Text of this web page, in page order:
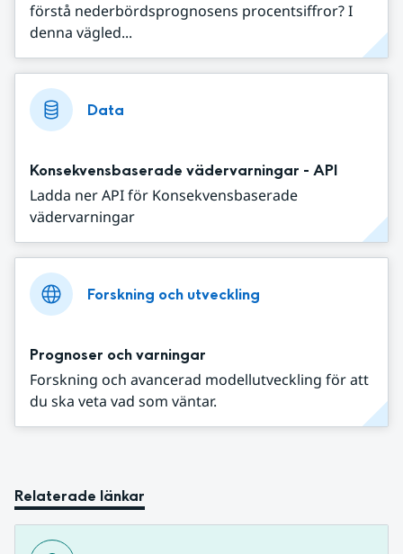
förstå nederbördsprognosens procentsiffror? I
denna vägled...
Data
Konsekvensbaserade vädervarningar - API
Ladda ner API för Konsekvensbaserade
vädervarningar
Forskning och utveckling
Prognoser och varningar
Forskning och avancerad modellutveckling för att
du ska veta vad som väntar.
Relaterade länkar